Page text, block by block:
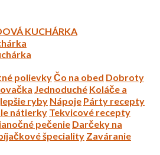
KUCHÁRKA
polievkyČo na obed Dobroty
Jednoduché Koláče a
ryby Nápoje Párty recepty
nátierky Tekvicové recepty
pečenie Darčeky na
špeciality Zaváranie